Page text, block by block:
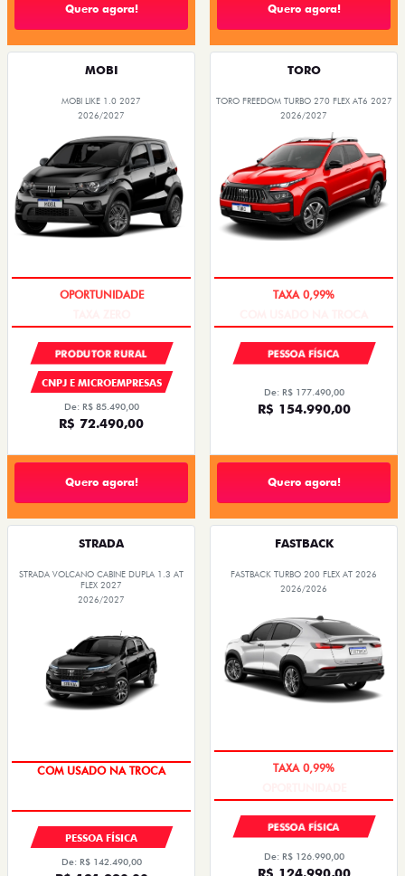
Quero agora! Quero agora!
MOBI
MOBI LIKE 1.0 2027
2026/2027
PRODUTOR RURAL
CNPJ E MICROEMPRESAS
De: R$ 85.490,00
R$ 72.490,00
Quero agora!
TORO
TORO FREEDOM TURBO 270 FLEX AT6 2027
2026/2027
PESSOA FÍSICA
De: R$ 177.490,00
R$ 154.990,00
Quero agora!
STRADA
STRADA VOLCANO CABINE DUPLA 1.3 AT
FLEX 2027
2026/2027
COM USADO NA TROCA
PESSOA FÍSICA
De: R$ 142.490,00
FASTBACK
FASTBACK TURBO 200 FLEX AT 2026
2026/2026
PESSOA FÍSICA
De: R$ 126.990,00
R$ 124.990,00